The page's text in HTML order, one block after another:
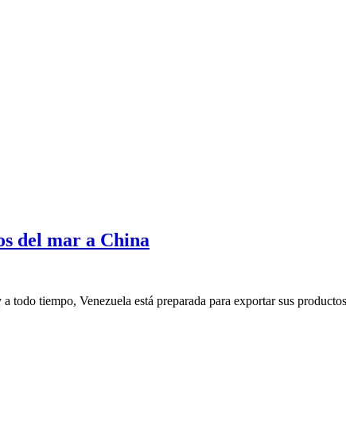
del mar a China
todo tiempo, Venezuela está preparada para exportar sus